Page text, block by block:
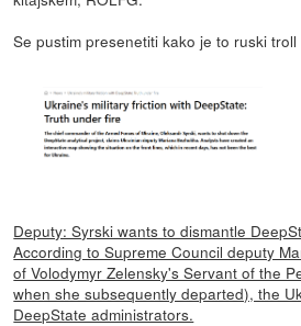
Se pustim presenetiti kako je to ruski troll
Deputy: Syrski wants to dismantle
According to Supreme Council deputy
of Volodymyr Zelensky's Servant of the
when she subsequently departed), the
DeepState administrators.